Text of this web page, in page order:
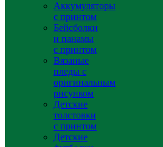
Аккумуляторы
с принтом
Бейсболки
и панамы
с принтом
Вязаные
пледы с
оригинальным
рисунком
Детские
толстовки
с принтом
Детские